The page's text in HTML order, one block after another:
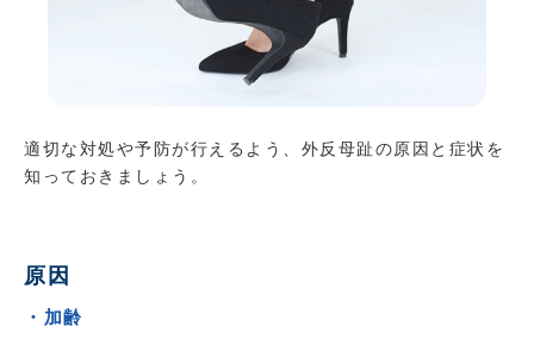
適切な対処や予防が行えるよう、外反母趾の原因と症状を
知っておきましょう。
原因
・加齢